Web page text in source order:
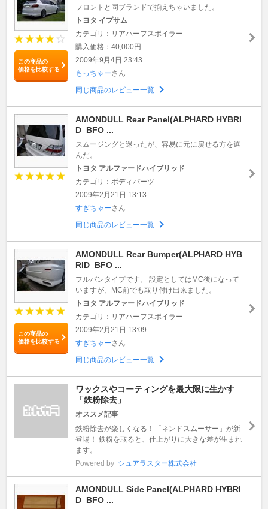
この商品の
価格を比較する
フロントと同ブランドで揃えちゃいました。
トヨタ イプサム
カテゴリ：リアハーフスポイラー
購入価格：40,000円
2009年9月4日 23:43
もっちゃーさん
同じ商品のレビュー一覧
AMONDULL Rear Panel(ALPHARD HYBRI
D_BFO ...
スムージングと迷ったが、容易に元に戻せる方を選
んだ。
トヨタ アルファードハイブリッド
カテゴリ：ボディパーツ
2009年2月21日 13:13
すぎちゃーさん
同じ商品のレビュー一覧
この商品の
価格を比較する
AMONDULL Rear Bumper(ALPHARD HYB
RID_BFO ...
フルバンタイプです。 設定としてはMC後になって
いますが、MC前でも取り付け出来ました。
トヨタ アルファードハイブリッド
カテゴリ：リアハーフスポイラー
2009年2月21日 13:09
すぎちゃーさん
同じ商品のレビュー一覧
ワックスやコーティングを最大限に生かす
「鉄粉除去」
オススメ記事
鉄粉除去が楽しくなる！「ネンドスムーサー」が新
登場！ 鉄粉を取ると、仕上がりに大きな差が生まれ
ます。
Powered by シュアラスター株式会社
AMONDULL Side Panel(ALPHARD HYBRI
D_BFO ...